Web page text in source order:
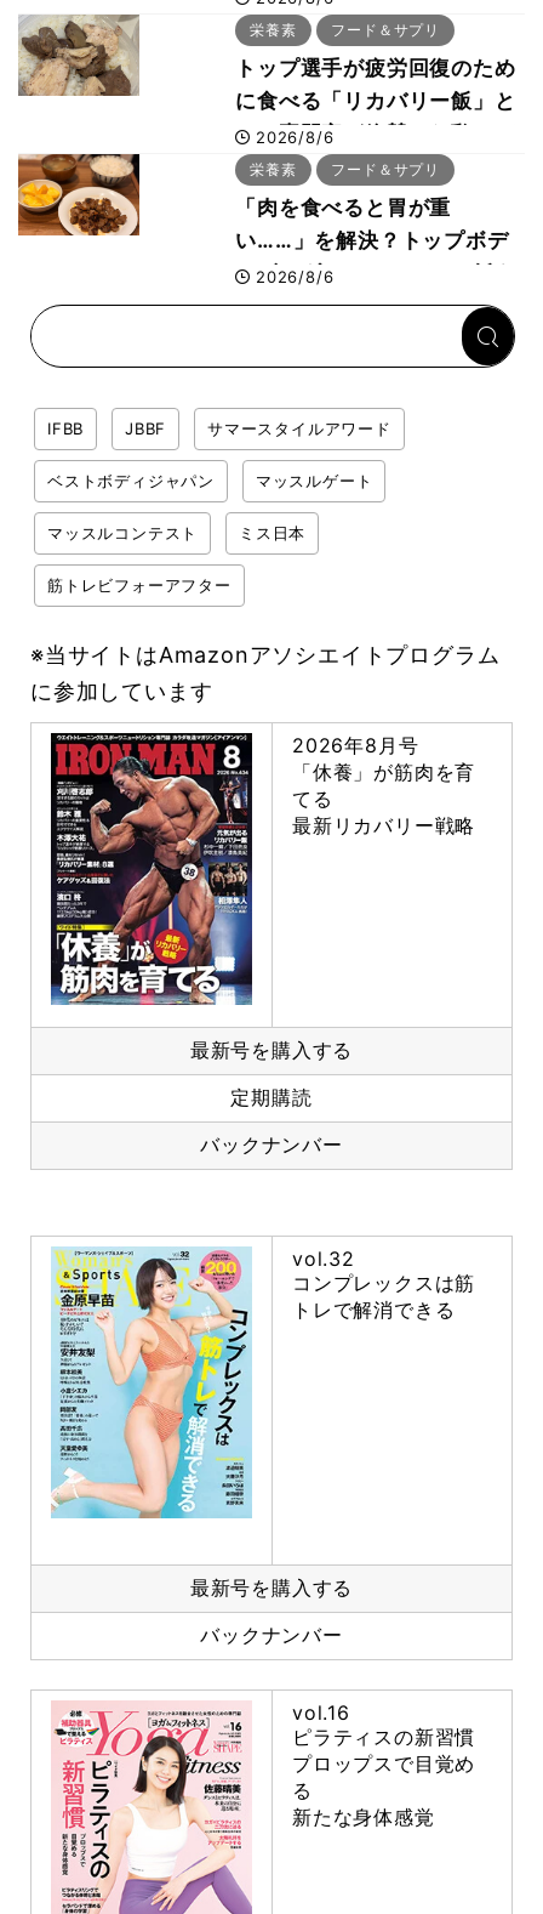
した納得の理由 木澤大祐が
解説
栄養素 フード＆サプリ
トップ選手が疲労回復のため
に食べる「リカバリー飯」と
は？専門家が絶賛した鶏レバ
ー活用法
2026/8/6
栄養素 フード＆サプリ
「肉を食べると胃が重
い……」を解決？トップボデ
ィビルダーのリカバリー飯を
専門家がロジカル解説
2026/8/6
IFBB JBBF サマースタイルアワード
ベストボディジャパン マッスルゲート
マッスルコンテスト ミス日本
筋トレビフォーアフター
※当サイトはAmazonアソシエイトプログラム
に参加しています
2026年8月号
「休養」が筋肉を育
てる
最新リカバリー戦略
最新号を購入する
定期購読
バックナンバー
vol.32
コンプレックスは筋
トレで解消できる
最新号を購入する
バックナンバー
vol.16
ピラティスの新習慣
プロップスで目覚め
る
新たな身体感覚